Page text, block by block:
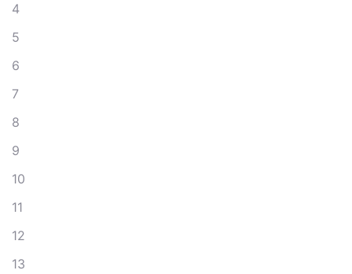
4
5
6
7
8
9
10
11
12
13